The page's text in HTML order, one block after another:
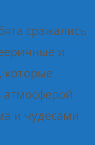
сражались
и
атмосферой
и чудесами